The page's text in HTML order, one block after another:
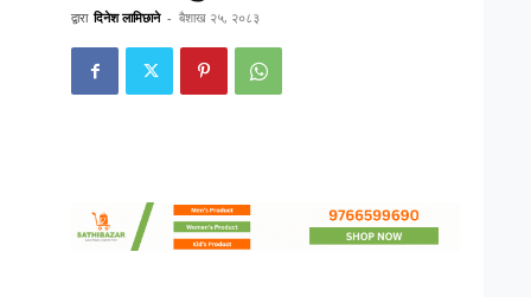
द्वारा दिनेश लामिछाने - बैशाख २५, २०८३